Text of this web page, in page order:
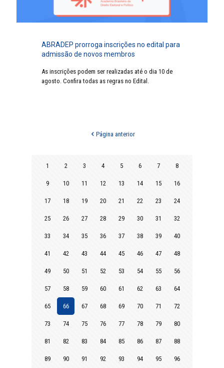
ABRADEP prorroga inscrições no edital para
admissão de novos membros
As inscrições podem ser realizadas até o dia 10 de
agosto. Confira todas as regras no Edital.
Página anterior
1 2 3 4 5 6 7 8
9 10 11 12 13 14 15 16
17 18 19 20 21 22 23 24
25 26 27 28 29 30 31 32
33 34 35 36 37 38 39 40
41 42 43 44 45 46 47 48
49 50 51 52 53 54 55 56
57 58 59 60 61 62 63 64
65 66 67 68 69 70 71 72
73 74 75 76 77 78 79 80
81 82 83 84 85 86 87 88
89 90 91 92 93 94 95 96